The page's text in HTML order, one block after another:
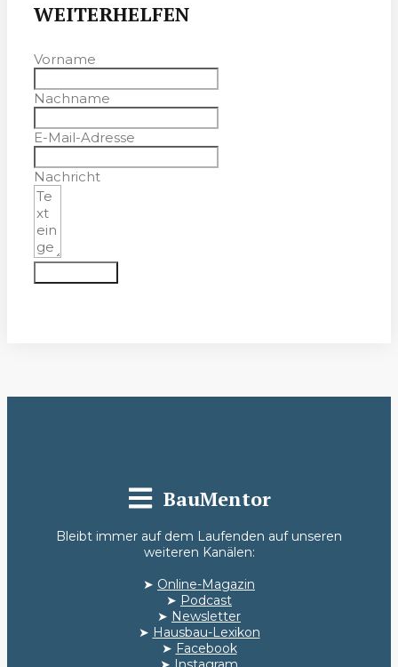
WEITERHELFEN
Vorname
Nachname
E-Mail-Adresse
Nachricht
BauMentor
Bleibt immer auf dem Laufenden auf unseren
weiteren Kanälen:
➤ Online-Magazin
➤ Podcast
➤ Newsletter
➤ Hausbau-Lexikon
➤ Facebook